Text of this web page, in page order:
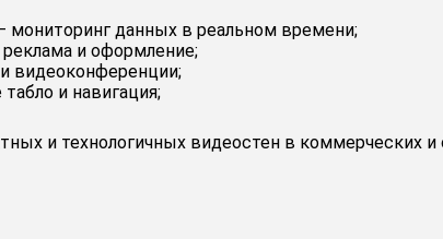
данных в реальном времени;
и оформление;
видеоконференции;
и навигация;
и технологичных видеостен в коммерческих